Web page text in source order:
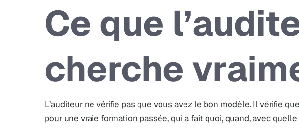
Ce que
cherche
L’auditeur ne vérifie pas que vous avez le bon modèle. Il vérifie
pour une vraie formation passée, qui a fait quoi, quand, avec quelle